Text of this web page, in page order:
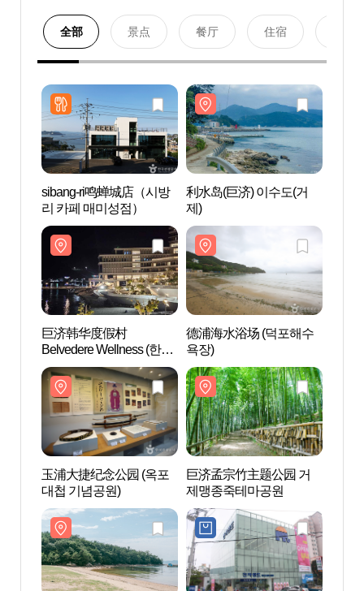
全部 景点 餐厅 住宿
sibang-ri鸣蝉城店（시방
리 카페 매미성점）
利水岛(巨济) 이수도(거
제)
巨济韩华度假村
Belvedere Wellness (한화
리조트 거제 벨버디어 웰
니스)
德浦海水浴场 (덕포해수
욕장)
玉浦大捷纪念公园 (옥포
대첩 기념공원)
巨济孟宗竹主题公园 거
제맹종죽테마공원